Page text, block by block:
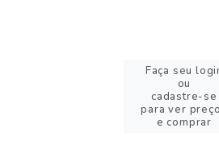
Faça seu
ou
cadastre-se
para ver
e comprar